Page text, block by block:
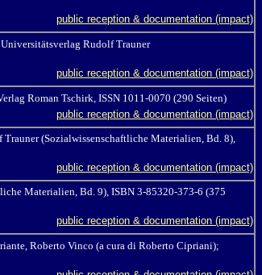
public reception & documentation (impact)
Rudolf Trauner
public reception & documentation (impact)
Roman Tschirk, ISSN 1011-0070 (290 Seiten)
public reception & documentation (impact)
(Sozialwissenschaftliche Materialien, Bd. 8),
public reception & documentation (impact)
Materialien, Bd. 9), ISBN 3-85320-373-6 (375
public reception & documentation (impact)
Roberto Vinco (a cura di Roberto Cipriani);